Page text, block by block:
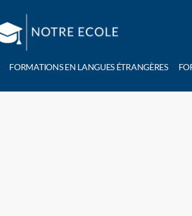
FORMATIONS EN LANGUES ÉTRANGÈRES